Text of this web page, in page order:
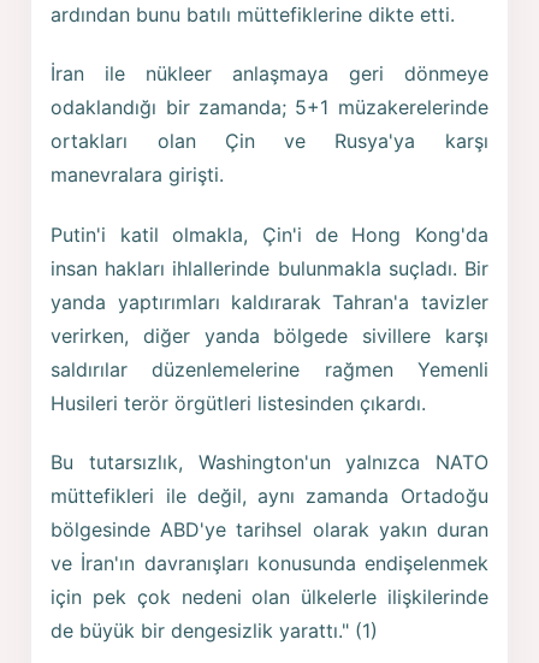
ardından bunu batılı müttefiklerine dikte etti.
İran ile nükleer anlaşmaya geri dönmeye
odaklandığı bir zamanda; 5+1 müzakerelerinde
ortakları olan Çin ve Rusya'ya karşı
manevralara girişti.
Putin'i katil olmakla, Çin'i de Hong Kong'da
insan hakları ihlallerinde bulunmakla suçladı. Bir
yanda yaptırımları kaldırarak Tahran'a tavizler
verirken, diğer yanda bölgede sivillere karşı
saldırılar düzenlemelerine rağmen Yemenli
Husileri terör örgütleri listesinden çıkardı.
Bu tutarsızlık, Washington'un yalnızca NATO
müttefikleri ile değil, aynı zamanda Ortadoğu
bölgesinde ABD'ye tarihsel olarak yakın duran
ve İran'ın davranışları konusunda endişelenmek
için pek çok nedeni olan ülkelerle ilişkilerinde
de büyük bir dengesizlik yarattı." (1)